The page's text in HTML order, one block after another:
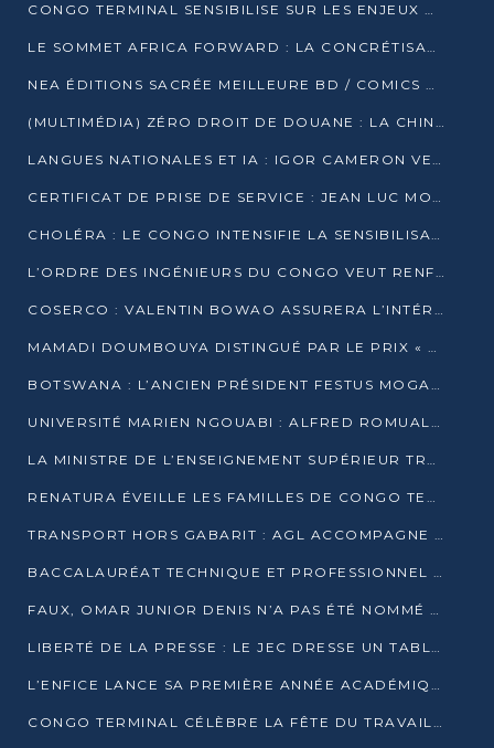
CONGO TERMINAL SENSIBILISE SUR LES ENJEUX DE LA SANTÉ MENTALE EN
LE SOMMET AFRICA FORWARD : LA CONCRÉTISATION DE PARTENARIATS ÉQUILIBRÉS ET TOURNÉS VERS L’AVENIR ENTRE LE CONTINENT AFRICAIN ET LA FRANCE
NEA ÉDITIONS SACRÉE MEILLEURE BD / COMICS D’AFRIQUE AU KENYA
(MULTIMÉDIA) ZÉRO DROIT DE DOUANE : LA CHINE ET L’AFRIQUE VERS UNE PROXIMITÉ SANS PRÉCÉDENT (PAPIER GÉNÉRAL)
LANGUES NATIONALES ET IA : IGOR CAMERON VEUT ARRIMER LA STRATÉGIE IA À LA LOI SUR LA RECHERCHE
CERTIFICAT DE PRISE DE SERVICE : JEAN LUC MOUTHOU DÉMENT UNE « FAKE NEWS »
CHOLÉRA : LE CONGO INTENSIFIE LA SENSIBILISATION AU MARCHÉ DE TALANGAÏ
L’ORDRE DES INGÉNIEURS DU CONGO VEUT RENFORCER L’ÉTHIQUE ET LA CRÉDIBILITÉ DE LA PROFESSION
COSERCO : VALENTIN BOWAO ASSURERA L’INTÉRIM À LA TÊTE DU BUREAU EXÉCUTIF NATIONAL
MAMADI DOUMBOUYA DISTINGUÉ PAR LE PRIX « SUPER GRAND BÂTISSEUR BABACAR N’DIAYE »
BOTSWANA : L’ANCIEN PRÉSIDENT FESTUS MOGAE EST MORT À 86 ANS
UNIVERSITÉ MARIEN NGOUABI : ALFRED ROMUALD NGUYA POATY SOUTIENT UNE THÈSE SUR LE PARADOXE DE LA CROISSANCE EN ZONE CEMAC
LA MINISTRE DE L’ENSEIGNEMENT SUPÉRIEUR TRACE SA FEUILLE DE ROUTE
RENATURA ÉVEILLE LES FAMILLES DE CONGO TERMINAL À LA PROTECTION DE L’ENVIRONNEMENT
TRANSPORT HORS GABARIT : AGL ACCOMPAGNE LE DÉVELOPPEMENT DU SECTEUR BRASSICOLE AU CONGO
BACCALAURÉAT TECHNIQUE ET PROFESSIONNEL : 16 352 CANDIDATS LANCÉS DANS LES ÉPREUVES D’EPS
FAUX, OMAR JUNIOR DENIS N’A PAS ÉTÉ NOMMÉ AIDE DE CAMP ADJOINT DE DENIS SASSOU NGUESSO
LIBERTÉ DE LA PRESSE : LE JEC DRESSE UN TABLEAU PRÉOCCUPANT AU CONGO
L’ENFICE LANCE SA PREMIÈRE ANNÉE ACADÉMIQUE AVEC 100 FUTURS ENSEIGNANTS
CONGO TERMINAL CÉLÈBRE LA FÊTE DU TRAVAIL AVEC SES COLLABORATEURS À POINTE-NOIRE